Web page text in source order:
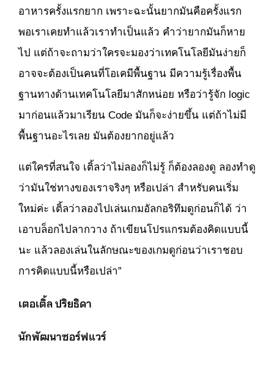
อาหารครั้งแรกยาก เพราะฉะนั้นยากมันคือครั้งแรก
พอเราเคยทำแล้วเราทำเป็นแล้ว คำว่ายากมันก็หาย
ไป แต่ถ้าจะถามว่าใครจะมองว่าเทคโนโลยีมันง่ายก็
อาจจะต้องเป็นคนที่โอเคมีพื้นฐาน มีความรู้เรื่องพื้น
ฐานทางด้านเทคโนโลยีมาสักหน่อย หรือว่ารู้จัก logic
มาก่อนแล้วมาเรียน Code มันก็จะง่ายขึ้น แต่ถ้าไม่มี
พื้นฐานอะไรเลย มันต้องยากอยู่แล้ว
แต่ใครที่สนใจ เติ้ลว่าไม่ลองก็ไม่รู้ ก็ต้องลองดู ลองทำดู
ว่ามันใช่ทางของเราจริงๆ หรือเปล่า สำหรับคนเริ่ม
ใหม่ค่ะ เติ้ลว่าลองไปเล่นเกมอัลกอริทึมดูก่อนก็ได้ ว่า
เอาบล็อกไปลากวาง ถ้าเขียนโปรแกรมต้องคิดแบบนี้
นะ แล้วลองเล่นในลักษณะของเกมดูก่อนว่าเราชอบ
การคิดแบบนี้หรือเปล่า”
เตอเติ้ล ปริยธิดา
นักพัฒนาซอร์ฟแวร์